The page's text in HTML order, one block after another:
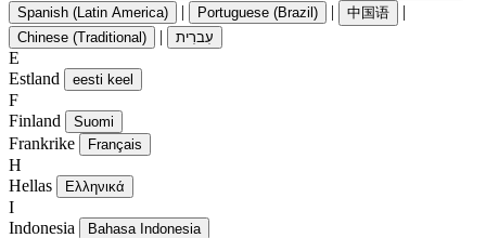
Spanish (Latin America) | Portuguese (Brazil) | 中国语 |
Chinese (Traditional) | עִברִית
E
Estland
eesti keel
F
Finland
Suomi
Frankrike Français
H
Hellas
Ελληνικά
I
Indonesia
Bahasa Indonesia